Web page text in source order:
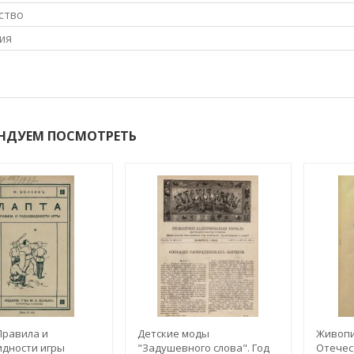
ПОСМОТРЕТЬ
и
игры
Детские моды
"Задушевного слова". Год